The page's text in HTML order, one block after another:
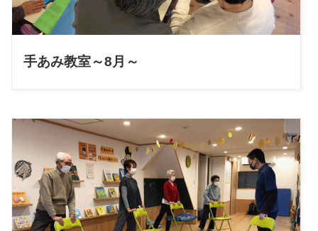
手あみ教室～8月～